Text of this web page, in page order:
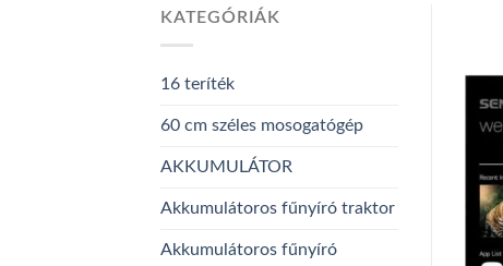
KATEGÓRIÁK
16 teríték
60 cm széles mosogatógép
AKKUMULÁTOR
Akkumulátoros fűnyíró traktor
Akkumulátoros fűnyíró